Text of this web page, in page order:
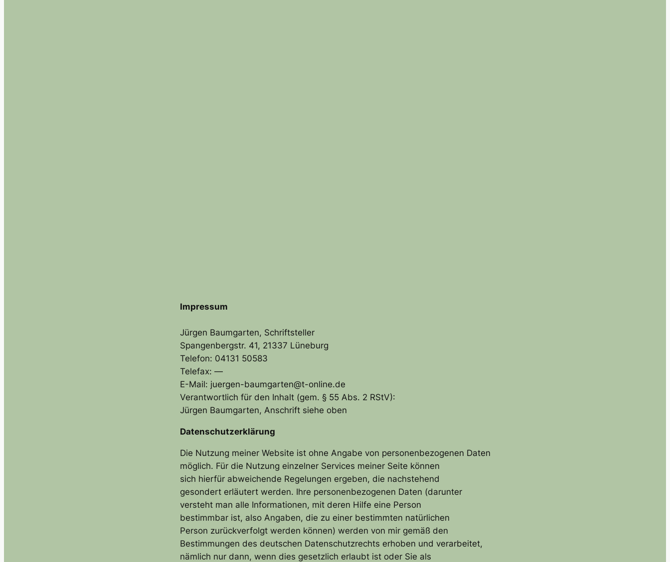
Impressum
Jürgen Baumgarten, Schriftsteller
Spangenbergstr. 41, 21337 Lüneburg
Telefon: 04131 50583
Telefax: —
E-Mail: juergen-baumgarten@t-online.de
Verantwortlich für den Inhalt (gem. § 55 Abs. 2 RStV):
Jürgen Baumgarten, Anschrift siehe oben
Datenschutzerklärung
Die Nutzung meiner Website ist ohne Angabe von personenbezogenen Daten
möglich. Für die Nutzung einzelner Services meiner Seite können
sich hierfür abweichende Regelungen ergeben, die nachstehend
gesondert erläutert werden. Ihre personenbezogenen Daten (darunter
versteht man alle Informationen, mit deren Hilfe eine Person
bestimmbar ist, also Angaben, die zu einer bestimmten natürlichen
Person zurückverfolgt werden können) werden von mir gemäß den
Bestimmungen des deutschen Datenschutzrechts erhoben und verarbeitet,
nämlich nur dann, wenn dies gesetzlich erlaubt ist oder Sie als